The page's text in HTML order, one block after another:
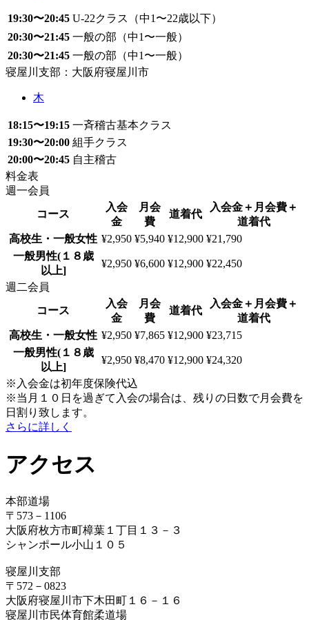
19:30〜20:45 U-22クラス（中1〜22歳以下）
20:30〜21:45 一般の部（中1〜一般）
20:30〜21:45 一般の部（中1〜一般）
寝屋川支部：大阪府寝屋川市
木
18:15〜19:15 一斉稽古基本クラス
19:30〜20:00 組手クラス
20:00〜20:45 自主稽古
料金表
週一会員
コース
入会
金
月会
費
道着代
入会金＋月会費＋
道着代
高校生・一般女性 ¥2,950 ¥5,940 ¥12,900 ¥21,790
一般男性(１８歳
以上]
¥2,950 ¥6,600 ¥12,900 ¥22,450
週二会員
コース
入会
金
月会
費
道着代
入会金＋月会費＋
道着代
高校生・一般女性 ¥2,950 ¥7,865 ¥12,900 ¥23,715
一般男性(１８歳
以上]
¥2,950 ¥8,470 ¥12,900 ¥24,320
※入会金は初年度保険代込
※当月１０日を過ぎて入会の場合は、残りの日数で月会費を
日割り致します。
さらに詳しく
アクセス
本部道場
〒573－1106
大阪府枚方市町樟葉１丁目１３－３
シャンポール小山１０５
寝屋川支部
〒572－0823
大阪府寝屋川市下木田町１６－１６
寝屋川市民体育館柔道場